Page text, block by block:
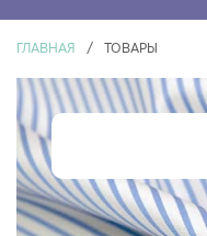
ГЛАВНАЯ / ТОВАРЫ